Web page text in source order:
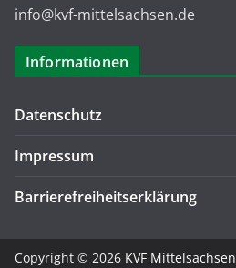
info@kvf-mittelsachsen.de
Informationen
Datenschutz
Impressum
Barrierefreiheitserklärung
Copyright © 2026 KVF Mittelsachsen